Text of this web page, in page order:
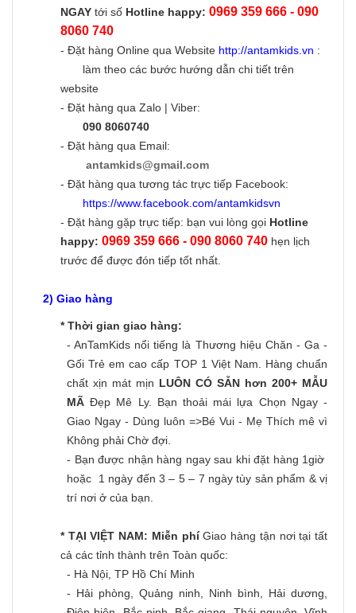
NGAY tới số Hotline happy: 0969 359 666 - 090
8060 740
- Đặt hàng Online qua Website http://antamkids.vn :
làm theo các bước hướng dẫn chi tiết trên
website
- Đặt hàng qua Zalo | Viber:
090 8060740
- Đặt hàng qua Email:
antamkids@gmail.com
- Đặt hàng qua tương tác trực tiếp Facebook:
https://www.facebook.com/antamkidsvn
- Đặt hàng gặp trực tiếp: bạn vui lòng gọi Hotline
happy: 0969 359 666 - 090 8060 740 hẹn lịch
trước để được đón tiếp tốt nhất.
2) Giao hàng
* Thời gian giao hàng:
- AnTamKids nổi tiếng là Thương hiệu Chăn - Ga -
Gối Trẻ em cao cấp TOP 1 Việt Nam. Hàng chuẩn
chất xịn mát mịn LUÔN CÓ SẴN hơn 200+ MẪU
MÃĐẹp Mê Ly. Bạn thoải mái lựa Chọn Ngay -
Giao Ngay - Dùng luôn =>Bé Vui - Mẹ Thích mê vì
Không phải Chờ đợi.
- Bạn được nhận hàng ngay sau khi đặt hàng 1giờ
hoặc 1 ngày đến 3 – 5 – 7 ngày tùy sản phẩm & vị
trí nơi ở của bạn.
* TẠI VIỆT NAM: Miễn phíGiao hàng tận nơi tại tất
cả các tỉnh thành trên Toàn quốc:
- Hà Nội, TP Hồ Chí Minh
- Hải phòng, Quảng ninh, Ninh bình, Hải dương,